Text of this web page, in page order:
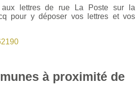
aux lettres de rue La Poste sur la
pour y déposer vos lettres et vos
à proximité de